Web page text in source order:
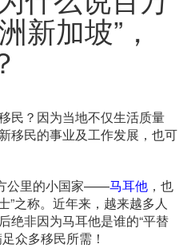
新加坡”，
民？因为当地不仅生活质量
移民的事业及工作发展，也可
公里的小国家——马耳他 ，也
”之称。近年来，越来越多人
绝非因为马耳他是谁的“平替
众多移民所需！